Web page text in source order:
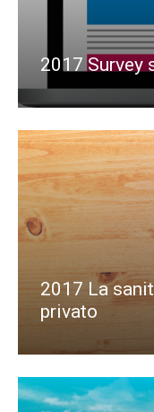
2017 Survey
2017 La
privato